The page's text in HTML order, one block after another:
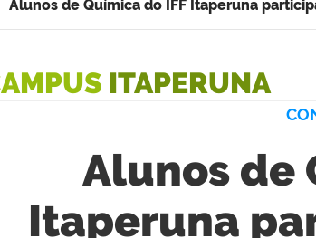
Alunos de Química do IFF Itaperuna
ITAPERUNA
Alunos de
Itaperuna